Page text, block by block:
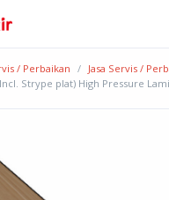
/ Perbaikan
Jasa Servis /
Strype plat) High Pressure